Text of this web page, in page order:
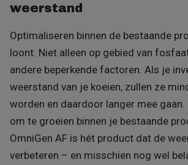
weerstand
Optimaliseren binnen de bestaande
loont. Niet alleen op gebied van
andere beperkende factoren. Als je
weerstand van je koeien, zullen ze
worden en daardoor langer mee gaan.
om te groeien binnen je bestaande
OmniGen AF is hét product dat de
verbeteren – en misschien nog wel